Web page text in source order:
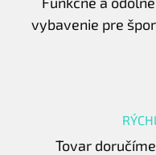
vybavenie pre
Tovar